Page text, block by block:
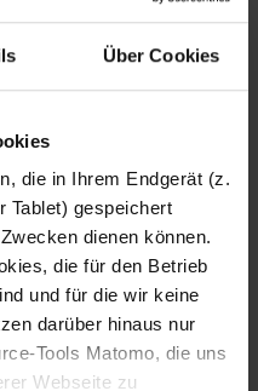
Über Cookies
die in Ihrem Endgerät (z.
Tablet) gespeichert
dienen können.
die für den Betrieb
und für die wir keine
darüber hinaus nur
Tools Matomo, die uns
Webseite zu
Lorenz